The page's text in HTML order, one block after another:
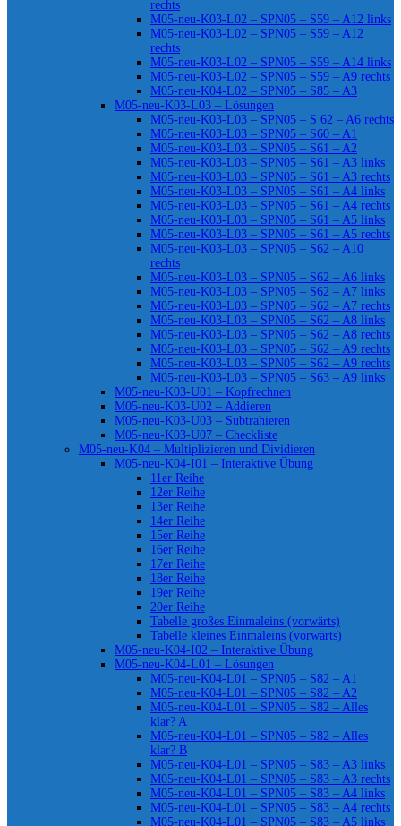
rechts
M05-neu-K03-L02 – SPN05 – S59 – A12 links
M05-neu-K03-L02 – SPN05 – S59 – A12
rechts
M05-neu-K03-L02 – SPN05 – S59 – A14 links
M05-neu-K03-L02 – SPN05 – S59 – A9 rechts
M05-neu-K04-L02 – SPN05 – S85 – A3
M05-neu-K03-L03 – Lösungen
M05-neu-K03-L03 – SPN05 – S 62 – A6 rechts
M05-neu-K03-L03 – SPN05 – S60 – A1
M05-neu-K03-L03 – SPN05 – S61 – A2
M05-neu-K03-L03 – SPN05 – S61 – A3 links
M05-neu-K03-L03 – SPN05 – S61 – A3 rechts
M05-neu-K03-L03 – SPN05 – S61 – A4 links
M05-neu-K03-L03 – SPN05 – S61 – A4 rechts
M05-neu-K03-L03 – SPN05 – S61 – A5 links
M05-neu-K03-L03 – SPN05 – S61 – A5 rechts
M05-neu-K03-L03 – SPN05 – S62 – A10
rechts
M05-neu-K03-L03 – SPN05 – S62 – A6 links
M05-neu-K03-L03 – SPN05 – S62 – A7 links
M05-neu-K03-L03 – SPN05 – S62 – A7 rechts
M05-neu-K03-L03 – SPN05 – S62 – A8 links
M05-neu-K03-L03 – SPN05 – S62 – A8 rechts
M05-neu-K03-L03 – SPN05 – S62 – A9 rechts
M05-neu-K03-L03 – SPN05 – S62 – A9 rechts
M05-neu-K03-L03 – SPN05 – S63 – A9 links
M05-neu-K03-U01 – Kopfrechnen
M05-neu-K03-U02 – Addieren
M05-neu-K03-U03 – Subtrahieren
M05-neu-K03-U07 – Checkliste
M05-neu-K04 – Multiplizieren und Dividieren
M05-neu-K04-I01 – Interaktive Übung
11er Reihe
12er Reihe
13er Reihe
14er Reihe
15er Reihe
16er Reihe
17er Reihe
18er Reihe
19er Reihe
20er Reihe
Tabelle großes Einmaleins (vorwärts)
Tabelle kleines Einmaleins (vorwärts)
M05-neu-K04-I02 – Interaktive Übung
M05-neu-K04-L01 – Lösungen
M05-neu-K04-L01 – SPN05 – S82 – A1
M05-neu-K04-L01 – SPN05 – S82 – A2
M05-neu-K04-L01 – SPN05 – S82 – Alles
klar? A
M05-neu-K04-L01 – SPN05 – S82 – Alles
klar? B
M05-neu-K04-L01 – SPN05 – S83 – A3 links
M05-neu-K04-L01 – SPN05 – S83 – A3 rechts
M05-neu-K04-L01 – SPN05 – S83 – A4 links
M05-neu-K04-L01 – SPN05 – S83 – A4 rechts
M05-neu-K04-L01 – SPN05 – S83 – A5 links